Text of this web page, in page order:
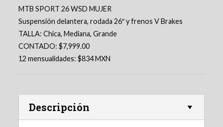
MTB SPORT 26 WSD MUJER
Suspensión delantera, rodada 26″ y frenos V Brakes
TALLA: Chica, Mediana, Grande
CONTADO: $7,999.00
12 mensualidades: $834 MXN
Descripción